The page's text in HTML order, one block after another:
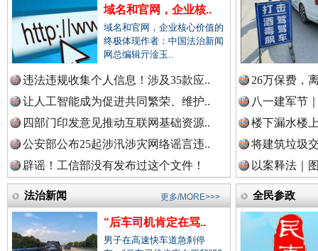
中国农业新闻网.
中国视频新闻网.
中国廉政法纪网.
雄关漫道展新颜 “
域名和官网，企业核..
域名和官网，企业核心价值的
终极体现作者：中国法治新闻
网总编辑亓淦玉..
违法违规收集个人信息！涉及35款应..
让人工智能成为促进共同繁荣、维护..
四部门印发意见推动互联网基础资源..
公安部公布25起涉汛涉灾网络谣言违..
辟谣！工信部没有发布过这个文件！
26万保费，
八一建军节
楼下漏水楼
将建筑垃圾
以案释法｜
法治新闻
“后车司机肯定在骂..
男子在高速快车道急刹停
更多/MORE>>> 全民参政